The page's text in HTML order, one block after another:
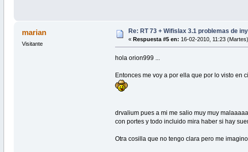
marian
Visitante
Re: RT 73 + Wifislax 3.1 problemas de
« Respuesta #5 en: 16-02-2010, 11:23
hola orion999 ...
Entonces me voy a por ella que por lo visto en
drvalium pues a mi me salio muy muy
con portes y todo incluido mira haber si hay
Otra cosilla que no tengo clara pero me